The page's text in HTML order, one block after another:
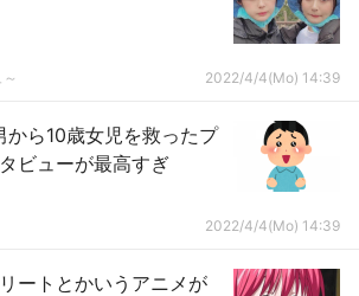
2022/4/4(Mo) 14:39
から10歳女児を救ったプ
ビューが最高すぎ
2022/4/4(Mo) 14:39
ートとかいうアニメが